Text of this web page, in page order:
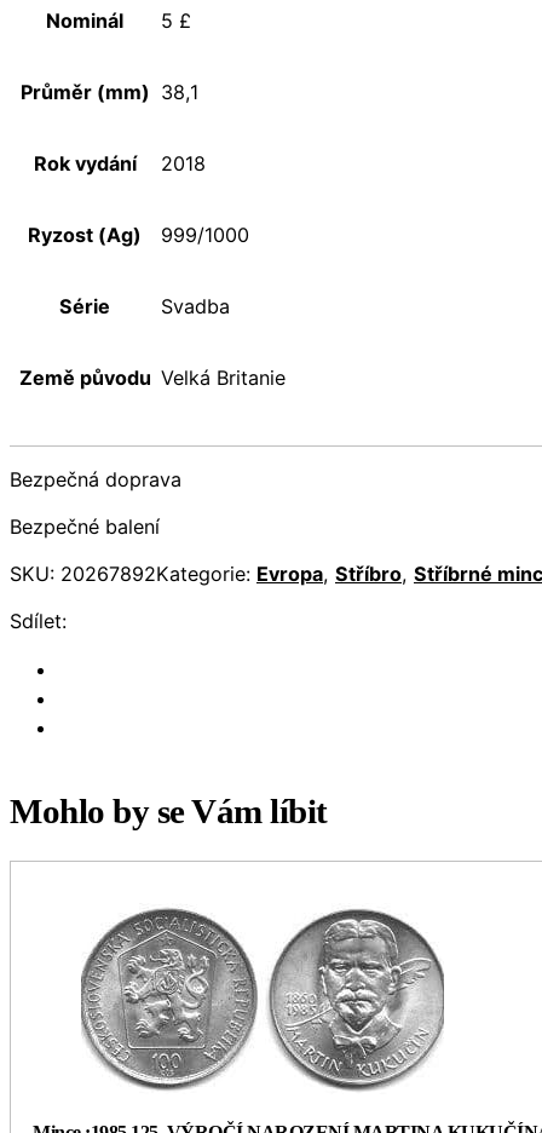
Nominál 5 £
Průměr (mm) 38,1
Rok vydání 2018
Ryzost (Ag) 999/1000
Série Svadba
Země původu Velká Britanie
Bezpečná doprava
Bezpečné balení
SKU: 20267892Kategorie: Evropa, Stříbro, Stříbrné
Sdílet:
Mohlo by se Vám líbit